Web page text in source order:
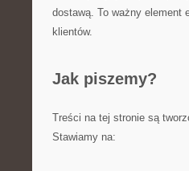
dostawą. To ważny element
klientów.
Jak piszemy?
Treści na tej stronie są
Stawiamy na: